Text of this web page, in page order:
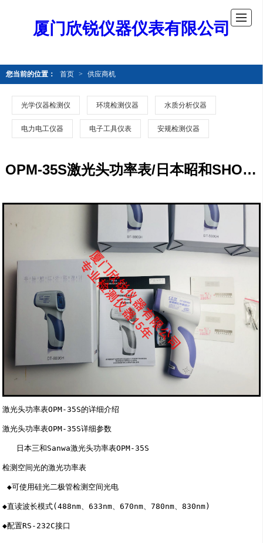
厦门欣锐仪器仪表有限公司
您当前的位置： 首页 > 供应商机
光学仪器检测仪 环境检测仪器 水质分析仪器
电力电工仪器 电子工具仪表 安规检测仪器
OPM-35S激光头功率表/日本昭和SHOWA/ OPM-35S激光头功率表
激光头功率表OPM-35S的详细介绍
激光头功率表OPM-35S详细参数
检测空间光的激光功率表
◆可使用硅光二极管检测空间光电
◆直读波长模式(488nm、633nm、670nm、780nm、830nm)
◆配置RS-232C接口